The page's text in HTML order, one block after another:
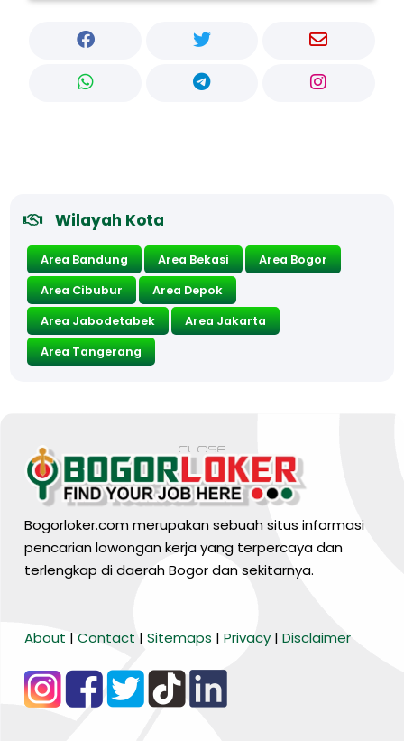
Wilayah Kota
Area Bandung Area Bekasi
Area Bogor
Area Cibubur
Area Depok
Area Jabodetabek
Area Jakarta
Area Tangerang
Bogorloker.com merupakan sebuah situs informasi
pencarian lowongan kerja yang terpercaya dan
terlengkap di daerah Bogor dan sekitarnya.
About | Contact | Sitemaps | Privacy | Disclaimer